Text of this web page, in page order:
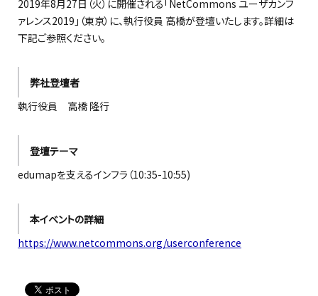
2019年8月27日（火）に開催される「NetCommons ユーザカンフ
ァレンス2019」（東京）に、執行役員 高橋が登壇いたします。詳細は
下記ご参照ください。
弊社登壇者
執行役員 高橋 隆行
登壇テーマ
edumapを支えるインフラ（10:35-10:55)
本イベントの詳細
https://www.netcommons.org/userconference